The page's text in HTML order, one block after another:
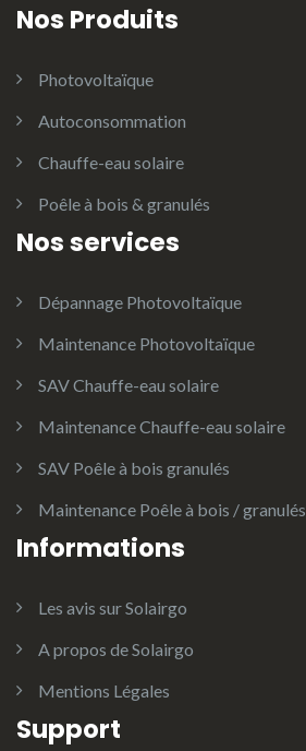
Nos Produits
Photovoltaïque
Autoconsommation
Chauffe-eau solaire
Poêle à bois & granulés
Nos services
Dépannage Photovoltaïque
Maintenance Photovoltaïque
SAV Chauffe-eau solaire
Maintenance Chauffe-eau solaire
SAV Poêle à bois granulés
Maintenance Poêle à bois / granulés
Informations
Les avis sur Solairgo
A propos de Solairgo
Mentions Légales
Support